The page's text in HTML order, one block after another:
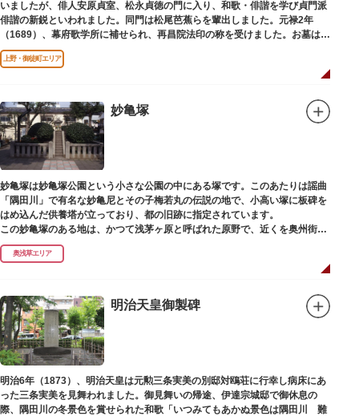
いましたが、俳人安原貞室、松永貞徳の門に入り、和歌・俳諧を学び貞門派
俳諧の新鋭といわれました。同門は松尾芭蕉らを輩出しました。元禄2年
（1689）、幕府歌学所に補せられ、再昌院法印の称を受けました。お墓は正
慶寺（しょうけいじ）にあります。
上野・御徒町エリア
妙亀塚
妙亀塚は妙亀塚公園という小さな公園の中にある塚です。このあたりは謡曲
「隅田川」で有名な妙亀尼とその子梅若丸の伝説の地で、小高い塚に板碑を
はめ込んだ供養塔が立っており、都の旧跡に指定されています。
この妙亀塚のある地は、かつて浅茅ヶ原と呼ばれた原野で、近くを奥州街道
が通じていました。妙亀塚は「梅若伝説」にちなんだ名称です。「梅若伝
説」とは平安時代、吉田少将惟房の子・梅若が、信夫藤太という人買いにさ
らわれ、都から奥州へつれて行かれる途中、重い病にかかりこの地に捨てら
田川岸で里人から梅若の死を知らされ、髪をおろして妙亀尼と称し庵を結ん
だ、という説話です。謡曲『隅田川』はこの伝説をもとにしています。
塚の上には板碑が祀られています。この板碑には「弘安十一年戊子五月二十
二日孝子敬白」と刻まれており、区内でも古いものです。しかし妙亀塚と板
碑との関係は、明らかではありません。
なお、隅田川の対岸、木母寺（墨田区堤通）境内には梅若にちなむ梅若塚
（都旧跡）があり、この妙亀塚と相対するものと考えられています。
奥浅草エリア
明治天皇御製碑
明治6年（1873）、明治天皇は元勲三条実美の別邸対鴎荘に行幸し病床にあ
った三条実美を見舞われました。御見舞いの帰途、伊達宗城邸で御休息の
際、隅田川の冬景色を賞せられた和歌「いつみてもあかぬ景色は隅田川 難